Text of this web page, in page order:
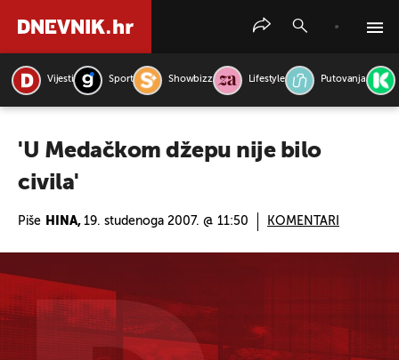
Vijesti Sport Showbizz Lifestyle Putovanja
'U Medačkom džepu nije bilo
civila'
Piše HINA, 19. studenoga 2007. @ 11:50 KOMENTARI
PRETRAŽITE VIJESTI